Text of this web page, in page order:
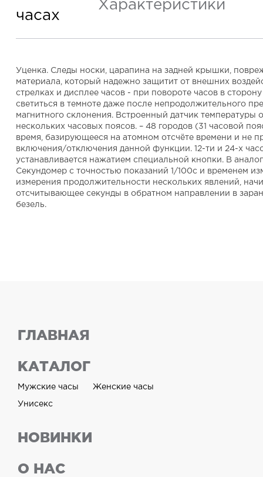
часах
Характеристики
Уценка. Следы носки, царапина на задней крышки,
материала, который надежно защитит от внешних
стрелках и дисплее часов - при повороте часов в
светиться в темноте даже после непродолжительного
магнитного склонения. Встроенный датчик
нескольких часовых поясов. – 48 городов (31 часовой
время, базирующееся на атомном отсчёте времени и не
включения/отключения данной функции. 12-ти и 24-х
устанавливается нажатием специальной кнопки. В
Секундомер с точностью показаний 1/100с и временем
измерения продолжительности нескольких явлений,
отсчитывающее секунды в обратном направлении в
безель.
ГЛАВНАЯ
КАТАЛОГ
Мужские часы Женские часы
Унисекс
НОВИНКИ
О НАС